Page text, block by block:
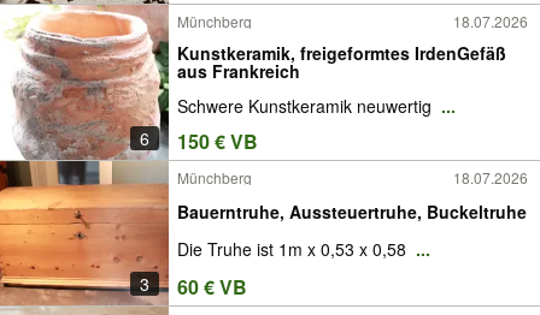
6
Münchberg 18.07.2026
Kunstkeramik, freigeformtes IrdenGefäß
aus Frankreich
Schwere Kunstkeramik neuwertig ...
150 € VB
3
Münchberg 18.07.2026
Bauerntruhe, Aussteuertruhe, Buckeltruhe
Die Truhe ist 1m x 0,53 x 0,58 ...
60 € VB